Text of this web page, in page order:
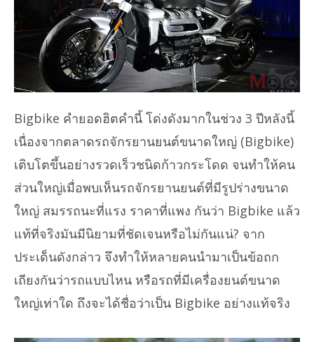
Bigbike คำยอดฮิตคำนี้ โด่งดังมากในช่วง 3 ปีหลังนี้
เนื่องจากตลาดรถจักรยานยนต์ขนาดใหญ่ (Bigbike)
เติบโตขึ้นอย่างรวดเร็วชนิดก้าวกระโดด จนทำให้คน
ส่วนใหญ่เมื่อพบเห็นรถจักรยานยนต์ที่มีรูปร่างขนาด
ใหญ่ สมรรถนะที่แรง ราคาที่แพง กันว่า Bigbike แล้ว
แท้ที่จริงมันมีนิยามที่ชัดเจนหรือไม่กันแน่? จาก
ประเด็นดังกล่าว จึงทำให้หลายคนนำมาเป็นข้อถก
เถียงกันว่ารถแบบไหน หรือรถที่มีเครื่องยนต์ขนาด
ใหญ่เท่าใด ถึงจะได้ชื่อว่าเป็น Bigbike อย่างแท้จริง